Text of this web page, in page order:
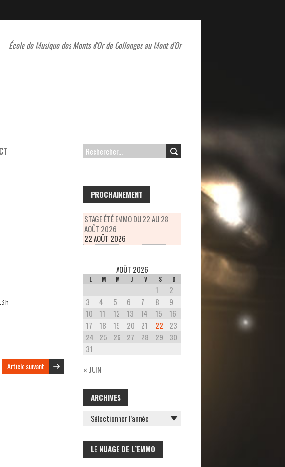
École de Musique des Monts d'Or de Collonges au Mont d'Or
RECHERCHER :
Article suivant
PROCHAINEMENT
STAGE ÉTÉ EMMO DU 22 AU 28
AOÛT 2026
22 AOÛT 2026
AOÛT 2026
L M M J V S D
1
2
3
4 5 6 7 8
9
10
11 12 13 14 15
16
17
18 19 20 21 22
23
24
25 26 27 28 29
30
31
« JUIN
ARCHIVES
ARCHIVES
LE NUAGE DE L’EMMO